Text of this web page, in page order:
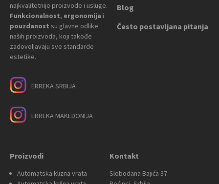
najkvalitetnije proizvode i usluge.
Funkcionalnost, ergonomija i
pouzdanost su glavne odlike
naših proizvoda, koji takođe
zadovoljavaju sve standarde
estetike.
ERREKA SRBIJA
ERREKA MAKEDONIJA
Blog
Često postavljana pitanja
Proizvodi
Automatska klizna vrata
Kontakt
Slobodana Bajića 37